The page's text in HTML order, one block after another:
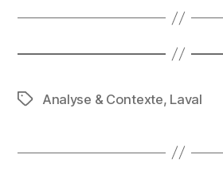
Étiquettes
Analyse & Contexte, Laval